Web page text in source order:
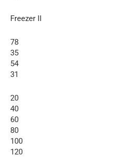
Freezer II
78
35
54
31
20
40
60
80
100
120